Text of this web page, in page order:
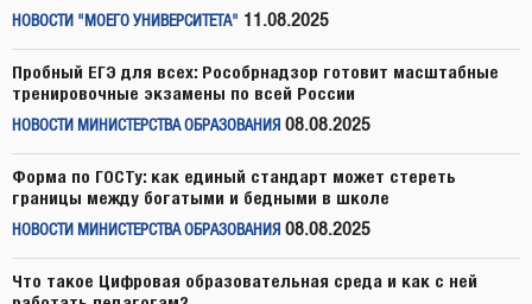
НОВОСТИ "МОЕГО УНИВЕРСИТЕТА" 11.08.2025
Пробный ЕГЭ для всех: Рособрнадзор готовит масштабные
тренировочные экзамены по всей России
НОВОСТИ МИНИСТЕРСТВА ОБРАЗОВАНИЯ 08.08.2025
Форма по ГОСТу: как единый стандарт может стереть
границы между богатыми и бедными в школе
НОВОСТИ МИНИСТЕРСТВА ОБРАЗОВАНИЯ 08.08.2025
Что такое Цифровая образовательная среда и как с ней